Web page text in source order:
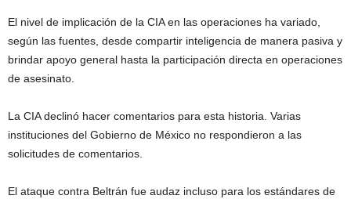
El nivel de implicación de la CIA en las operaciones ha variado,
según las fuentes, desde compartir inteligencia de manera pasiva y
brindar apoyo general hasta la participación directa en operaciones
de asesinato.
La CIA declinó hacer comentarios para esta historia. Varias
instituciones del Gobierno de México no respondieron a las
solicitudes de comentarios.
El ataque contra Beltrán fue audaz incluso para los estándares de